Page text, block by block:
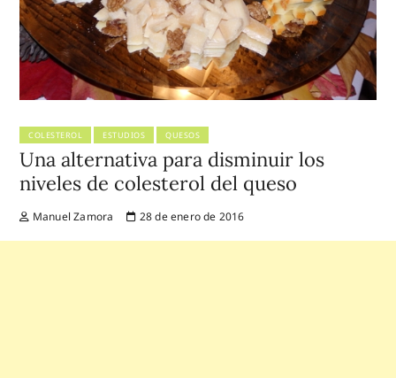
COLESTEROL ESTUDIOS QUESOS
Una alternativa para disminuir los
niveles de colesterol del queso
Manuel Zamora 28 de enero de 2016